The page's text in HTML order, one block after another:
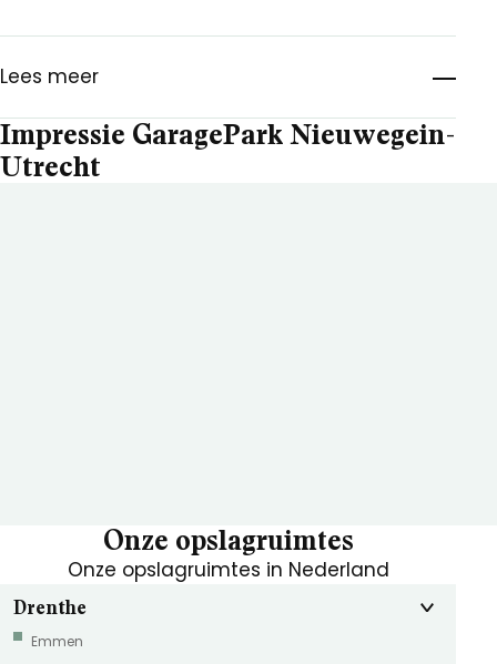
Lees meer
Impressie GaragePark Nieuwegein-
Utrecht
Onze opslagruimtes
Onze opslagruimtes in Nederland
Drenthe
Emmen